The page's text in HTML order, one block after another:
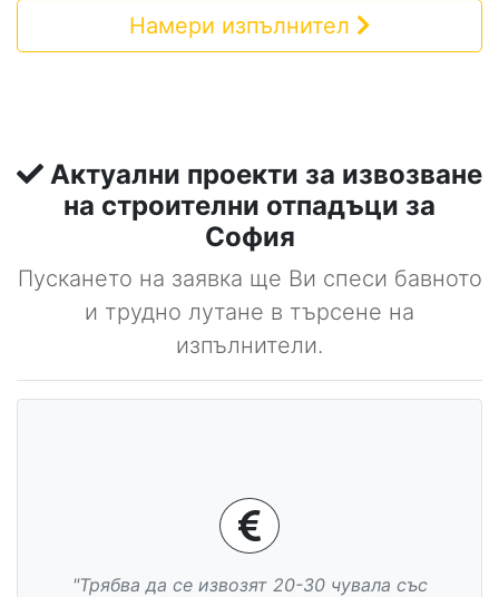
Намери изпълнител
Актуални проекти за извозване
на строителни отпадъци за
София
Пускането на заявка ще Ви спеси бавното
и трудно лутане в търсене на
изпълнители.
"Трябва да се извозят 20-30 чувала със